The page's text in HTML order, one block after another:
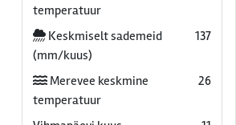
temperatuur
Keskmiselt sademeid
(mm/kuus)
137
Merevee keskmine
temperatuur
26